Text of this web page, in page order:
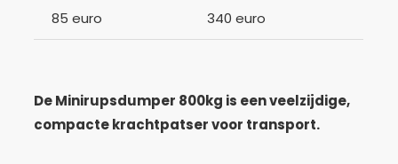
85 euro 340 euro
De Minirupsdumper 800kg is een veelzijdige,
compacte krachtpatser voor transport.